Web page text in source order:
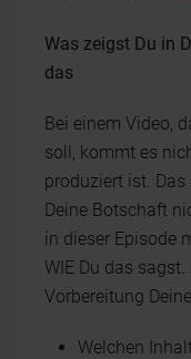
Was zeigst Du in
das
Bei einem Video,
soll, kommt es
produziert ist.
Deine Botschaft
in dieser Episode
WIE Du das
Vorbereitung
Welchen